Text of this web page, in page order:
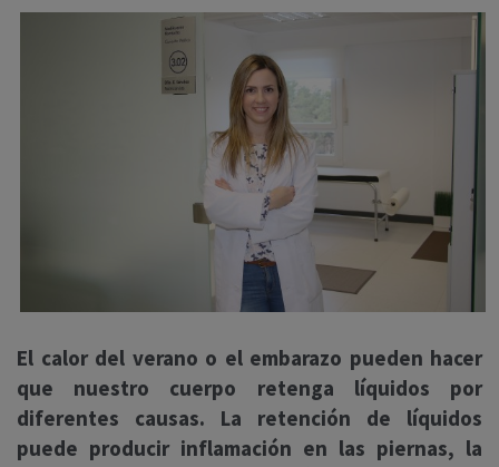
El calor del verano o el embarazo pueden hacer
que nuestro cuerpo retenga líquidos por
diferentes causas. La retención de líquidos
puede producir inflamación en las piernas, la